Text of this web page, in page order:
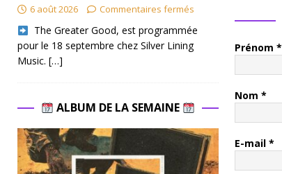
6 août 2026 Commentaires fermés
​ The Greater Good, est programmée
pour le 18 septembre chez Silver Lining
Music. […]
ALBUM DE LA SEMAINE
Prénom *
Nom *
E-mail *